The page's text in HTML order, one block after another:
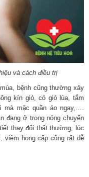
và cách điều trị
bệnh cũng thường xảy
kín gió, có gió lùa, tắm
mặc quần áo ngay,….
đang ở trong nóng chuyển
thay đổi thất thường, lúc
viêm họng cấp cũng rất dễ